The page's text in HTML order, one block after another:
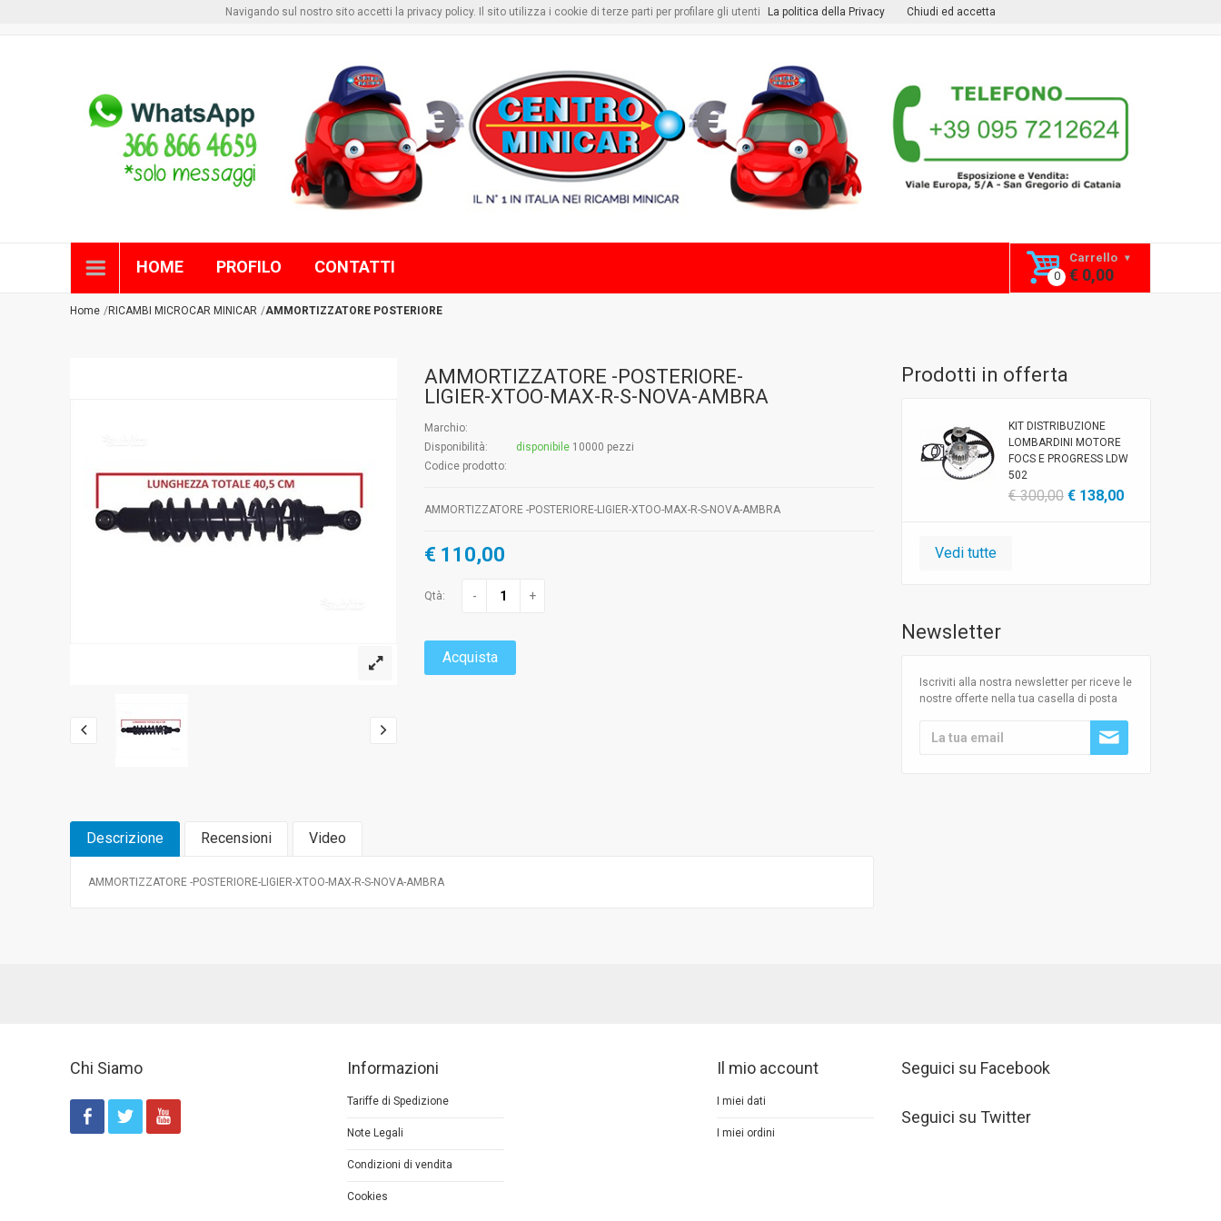
Registrati
HOME PROFILO CONTATTI Carrello
€ 0,00
Home RICAMBI MICROCAR MINICAR AMMORTIZZATORE POSTERIORE
AMMORTIZZATORE -POSTERIORE-
LIGIER-XTOO-MAX-R-S-NOVA-AMBRA
Marchio:
Disponibilità:
disponibile 10000 pezzi
Codice prodotto:
AMMORTIZZATORE -POSTERIORE-LIGIER-XTOO-MAX-R-S-NOVA-AMBRA
€ 110,00
Qtà: - +
Acquista
Descrizione Recensioni Video
AMMORTIZZATORE -POSTERIORE-LIGIER-XTOO-MAX-R-S-NOVA-AMBRA
Prodotti in offerta
KIT DISTRIBUZIONE
LOMBARDINI MOTORE
FOCS E PROGRESS LDW
502
€ 300,00 € 138,00
Vedi tutte
Newsletter
Iscriviti alla nostra newsletter per riceve le
nostre offerte nella tua casella di posta
Chi Siamo Informazioni
Tariffe di Spedizione
Note Legali
Condizioni di vendita
Cookies
Il mio account
I miei dati
I miei ordini
Seguici su Facebook
Seguici su Twitter
Navigando sul nostro sito accetti la privacy policy. Il sito utilizza i cookie di terze parti per profilare gli utenti La politica della Privacy Chiudi ed accetta